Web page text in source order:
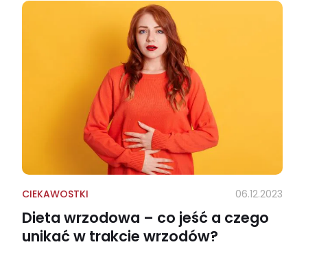
CIEKAWOSTKI 06.12.2023
Dieta wrzodowa – co jeść a czego
unikać w trakcie wrzodów?